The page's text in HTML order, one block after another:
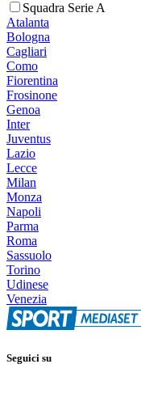
Squadra Serie A
Atalanta
Bologna
Cagliari
Como
Fiorentina
Frosinone
Genoa
Inter
Juventus
Lazio
Lecce
Milan
Monza
Napoli
Parma
Roma
Sassuolo
Torino
Udinese
Venezia
Seguici su